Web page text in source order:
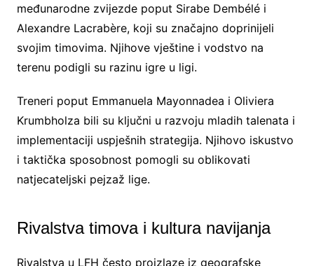
međunarodne zvijezde poput Sirabe Dembélé i
Alexandre Lacrabère, koji su značajno doprinijeli
svojim timovima. Njihove vještine i vodstvo na
terenu podigli su razinu igre u ligi.
Treneri poput Emmanuela Mayonnadea i Oliviera
Krumbholza bili su ključni u razvoju mladih talenata i
implementaciji uspješnih strategija. Njihovo iskustvo
i taktička sposobnost pomogli su oblikovati
natjecateljski pejzaž lige.
Rivalstva timova i kultura navijanja
Rivalstva u LFH često proizlaze iz geografske